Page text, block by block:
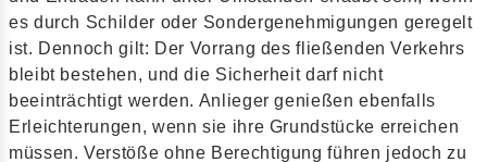
es durch Schilder oder Sondergenehmigungen geregelt
ist. Dennoch gilt: Der Vorrang des fließenden Verkehrs
bleibt bestehen, und die Sicherheit darf nicht
beeinträchtigt werden. Anlieger genießen ebenfalls
Erleichterungen, wenn sie ihre Grundstücke erreichen
müssen. Verstöße ohne Berechtigung führen jedoch zu